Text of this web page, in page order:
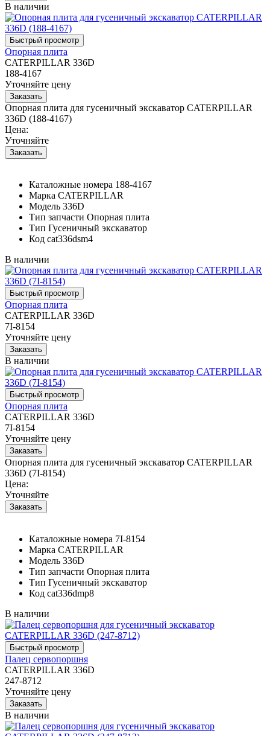
В наличии
Опорная плита
CATERPILLAR 336D
188-4167
Уточняйте цену
Опорная плита для гусеничный экскаватор CATERPILLAR
336D (188-4167)
Цена:
Уточняйте
Каталожные номера 188-4167
Марка CATERPILLAR
Модель 336D
Тип запчасти Опорная плита
Тип Гусеничный экскаватор
Код cat336dsm4
В наличии
Опорная плита
CATERPILLAR 336D
7I-8154
Уточняйте цену
В наличии
Опорная плита
CATERPILLAR 336D
7I-8154
Уточняйте цену
Опорная плита для гусеничный экскаватор CATERPILLAR
336D (7I-8154)
Цена:
Уточняйте
Каталожные номера 7I-8154
Марка CATERPILLAR
Модель 336D
Тип запчасти Опорная плита
Тип Гусеничный экскаватор
Код cat336dmp8
В наличии
Палец сервопоршня
CATERPILLAR 336D
247-8712
Уточняйте цену
В наличии